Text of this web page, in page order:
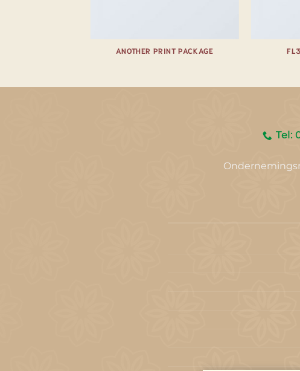
ANOTHER PRINT PACKAGE
Tel: